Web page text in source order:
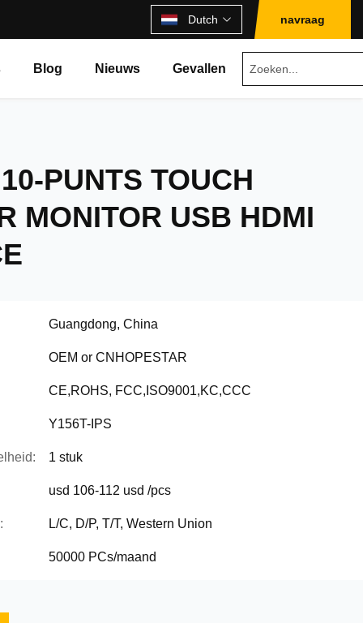
Dutch navraag
Blog Nieuws Gevallen
PUNTS TOUCH
MONITOR USB HDMI
Guangdong, China
OEM or CNHOPESTAR
CE,ROHS, FCC,ISO9001,KC,CCC
Y156T-IPS
1 stuk
usd 106-112 usd /pcs
L/C, D/P, T/T, Western Union
50000 PCs/maand